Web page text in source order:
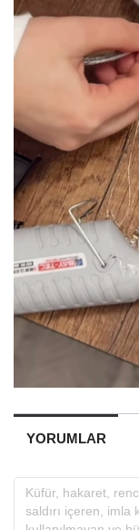
YORUMLAR